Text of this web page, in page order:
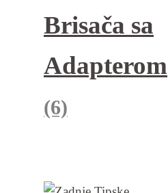
Brisača sa
Adapterom
(6)